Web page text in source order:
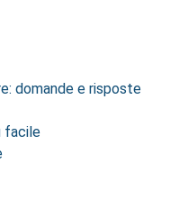
domande e risposte
facile